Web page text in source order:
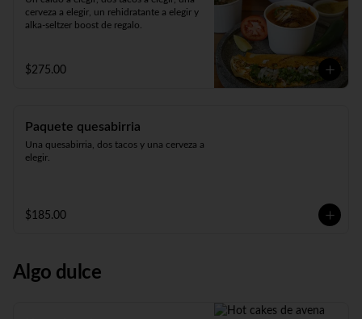
cerveza a elegir, un rehidratante a elegir y
alka-seltzer boost de regalo.
$275.00
Paquete quesabirria
Una quesabirria, dos tacos y una cerveza a
elegir.
$185.00
Algo dulce